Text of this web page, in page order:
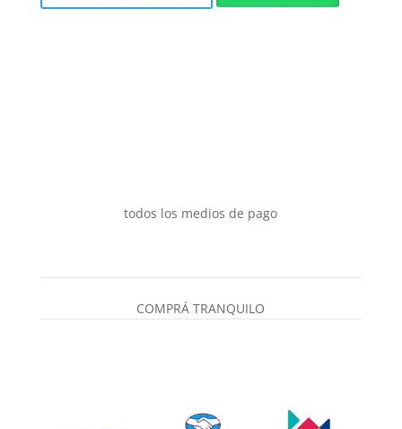
todos los medios de pago
COMPRÁ TRANQUILO